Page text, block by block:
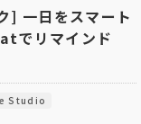
一日をスマート
でリマインド
Studio